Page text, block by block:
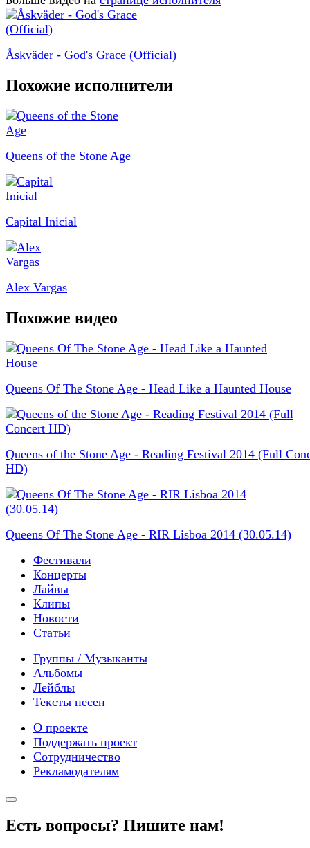
Åskväder - God's Grace (Official)
Похожие исполнители
Queens of the Stone Age
Capital Inicial
Alex Vargas
Похожие видео
Queens Of The Stone Age - Head Like a Haunted House
Queens of the Stone Age - Reading Festival 2014 (Full
HD)
Queens Of The Stone Age - RIR Lisboa 2014 (30.05.14)
Фестивали
Концерты
Лайвы
Клипы
Новости
Статьи
Группы / Музыканты
Альбомы
Лейблы
Тексты песен
О проекте
Поддержать проект
Сотрудничество
Рекламодателям
Есть вопросы? Пишите нам!